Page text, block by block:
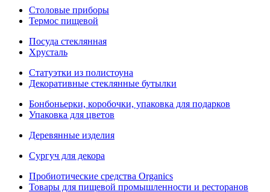
Столовые приборы
Термос пищевой
Посуда стеклянная
Хрусталь
Статуэтки из полистоуна
Декоративные стеклянные бутылки
Бонбоньерки, коробочки, упаковка для подарков
Упаковка для цветов
Деревянные изделия
Сургуч для декора
Пробиотические средства Organics
Товары для пищевой промышленности и ресторанов